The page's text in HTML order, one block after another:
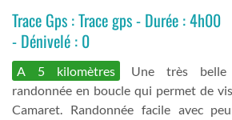
Trace Gps : Trace gps - Durée : 4h00
- Dénivelé : 0
A 5 kilomètres
Une très belle
randonnée en boucle qui permet de
Camaret. Randonnée facile avec